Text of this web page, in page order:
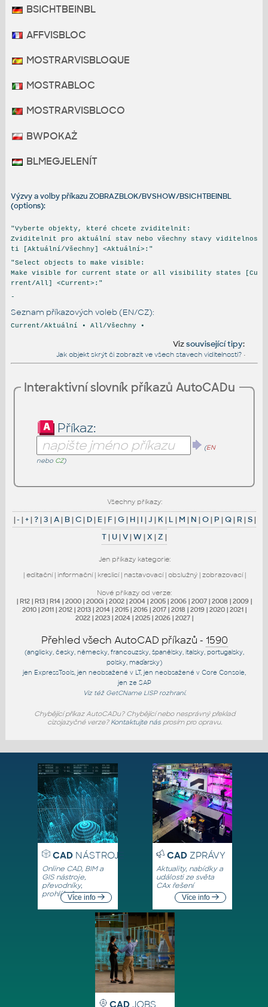
BSICHTBEINBL
AFFVISBLOC
MOSTRARVISBLOQUE
MOSTRABLOC
MOSTRARVISBLOCO
BWPOKAŻ
BLMEGJELENÍT
Výzvy a volby příkazu ZOBRAZBLOK/BVSHOW/BSICHTBEINBL
(options):
"Vyberte objekty, které chcete zviditelnit:
Zviditelnit pro aktuální stav nebo všechny stavy viditelnos
ti [Aktuální/Všechny] <Aktuální>:"
"Select objects to make visible:
Make visible for current state or all visibility states [Cu
rrent/All] <Current>:"
-
Seznam příkazových voleb (EN/CZ):
Current/Aktuální • All/Všechny •
Vizsouvisející tipy:
Jak objekt skrýt či zobrazit ve všech stavech viditelnosti? •
Interaktivní slovník příkazů AutoCADu
Příkaz:
(EN
nebo CZ)
Všechny příkazy:
|- |+|?|3 |A| B|C| D| E| F |G| H| I |J | K| L | M | N |O| P |Q| R |S|
T| U|V|W|X |Z |
Jen příkazy kategorie:
| editační| informační| kreslicí| nastavovací| obslužný| zobrazovací|
Nové příkazy od verze:
| R12 | R13 | R14 | 2000 | 2000i | 2002 | 2004 | 2005 | 2006 | 2007 | 2008 | 2009 |
2010 | 2011 | 2012 | 2013 | 2014 | 2015 | 2016 | 2017 | 2018 | 2019 | 2020 | 2021 |
2022 | 2023 | 2024 | 2025 | 2026 | 2027 |
Přehled všech AutoCAD příkazů - 1590
(anglicky, česky, německy, francouzsky, španělsky, italsky, portugalsky,
polsky, maďarsky)
jen ExpressTools , jen neobsažené v LT, jen neobsažené v Core Console
jen ze SAP
Viz též GetCNameLISP rozhraní.
Chybějící příkaz AutoCADu? Chybějící nebo nesprávný překlad
cizojazyčné verze? Kontaktujte násprosím pro opravu.
CADNÁSTROJE
Online CAD, BIM a
GIS nástroje,
převodníky,
prohlížečeVíce info
CADZPRÁVY
Aktuality, nabídky a
události ze světa
CAx řešení
Více info
CAD JOBS